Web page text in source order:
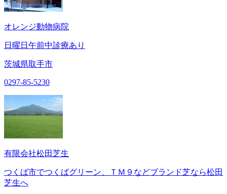
オレンジ動物病院
日曜日午前中診療あり
茨城県取手市
0297-85-5230
有限会社松田芝生
つくば市でつくばグリーン、ＴＭ９などブランド芝なら松田
芝生へ